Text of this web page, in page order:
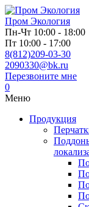
Пром Экология
Пн-Чт 10:00 - 18:00
Пт 10:00 - 17:00
8(812)209-03-30
2090330@bk.ru
Перезвоните мне
0
Меню
Продукция